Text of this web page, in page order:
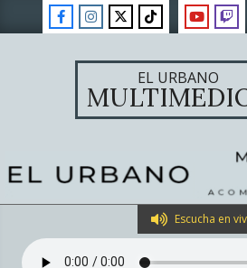
to
EL URBANO
Navigation
Menu
Escucha en